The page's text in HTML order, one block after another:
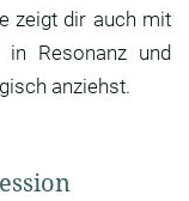
zeigt dir auch mit
Resonanz und
anziehst.